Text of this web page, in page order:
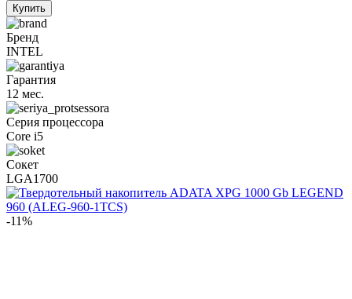
Купить
Бренд
INTEL
Гарантия
12 мес.
Серия процессора
Core i5
Сокет
LGA1700
-11%